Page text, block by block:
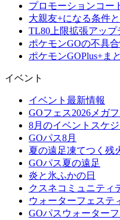
プロモーションコー
大親友+になる条件
TL80上限拡張アップ
ポケモンGOの不具
ポケモンGOPlus+ま
イベント
イベント最新情報
GOフェス2026メガ
8月のイベントスケ
GOパス8月
夏の遠足凍てつく残
GOパス夏の遠足
炎と氷ふかの日
クスネコミュニティ
ウォーターフェステ
GOパスウォーター